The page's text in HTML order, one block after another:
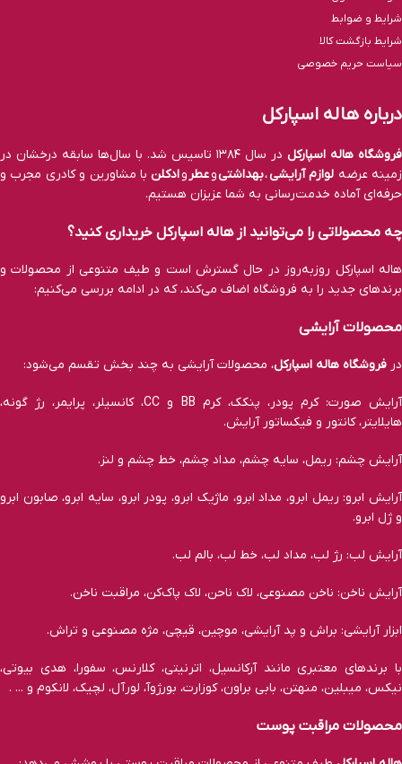
شرایط و ضوابط
شرایط بازگشت کالا
سیاست حریم خصوصی
درباره هاله اسپارکل
فروشگاه هاله اسپارکل
در سال ۱۳۸۴ تاسیس شد. با سال‌ها سابقه درخشان در
زمینه عرضه لوازم آرایشی،بهداشتیوعطروادکلن با مشاورین و کادری مجرب و
حرفه‌ای آماده خدمت‌رسانی به شما عزیزان هستیم.
چه محصولاتی را می‌توانید از هاله اسپارکل خریداری کنید؟
هاله اسپارکل روزبه‌روز در حال گسترش است و طیف متنوعی از محصولات و
برند‌های جدید را به فروشگاه اضاف می‌کند، که در ادامه بررسی می‌کنیم:
محصولات آرایشی
در فروشگاه هاله اسپارکل، محصولات آرایشی به چند بخش تقسم می‌شود:
آرایش صورت: کرم پودر، پنکک، کرم BB و CC، کانسیلر، پرایمر، رژ‌ گونه،
هایلایتر، کانتور و فیکساتور آرایش.
آرایش چشم: ریمل، سایه چشم، مداد چشم، خط چشم و لنز.
آرایش ابرو: ریمل ابرو، مداد ابرو، ماژیک ابرو، پودر ابرو، سایه ابرو، صابون ابرو
و ژل ابرو.
آرایش لب: رژ لب، مداد لب، خط لب، بالم لب.
آرایش ناخن: ناخن مصنوعی، لاک ناحن، لاک پاک‌کن، مراقبت ناخن.
ابزار آرایشی: براش و پد آرایشی، موچین، قیچی، مژه مصنوعی و تراش.
با برند‌های معتبری مانند آرکانسیل، اترنیتی، کلارنس، سفورا، هدی بیوتی،
نیکس، میبلین، منهتن، بابی براون، کوزارت، بورژوآ، لورآل، لچیک، لانکوم و ... .
محصولات مراقبت پوست